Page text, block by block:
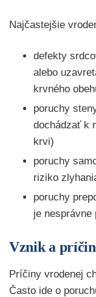
Najčastejšie
defekty
alebo
krvného
poruchy
dochádzať k
krvi)
poruchy
riziko
poruchy
je nesprávne
Vznik a
Príčiny vrodenej
Často ide o